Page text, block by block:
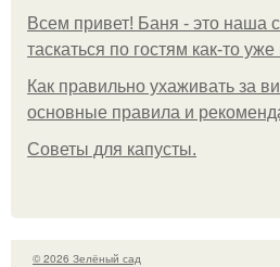
Всем привет! Баня - это наша
таскаться по гостям как-то
Как правильно ухаживать за
основные правила и
Советы для капусты.
© 2026 Зелёный сад